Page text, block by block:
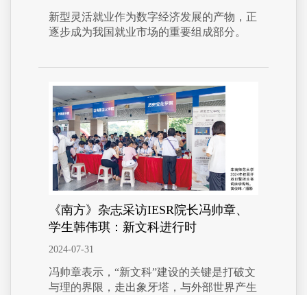
新型灵活就业作为数字经济发展的产物，正
逐步成为我国就业市场的重要组成部分。
《南方》杂志采访IESR院长冯帅章、
学生韩伟琪：新文科进行时
2024-07-31
冯帅章表示，“新文科”建设的关键是打破文
与理的界限，走出象牙塔，与外部世界产生